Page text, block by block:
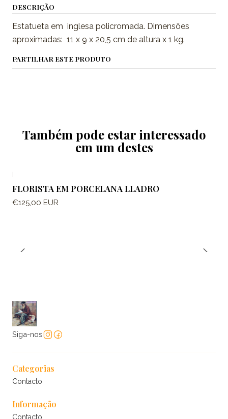
DESCRIÇÃO
Estatueta em inglesa policromada. Dimensões
aproximadas: 11 x 9 x 20,5 cm de altura x 1 kg.
PARTILHAR ESTE PRODUTO
Também pode estar interessado
em um destes
FLORISTA EM PORCELANA LLADRO
€125,00 EUR
Siga-nos
Categorias
Contacto
Informação
Contacto